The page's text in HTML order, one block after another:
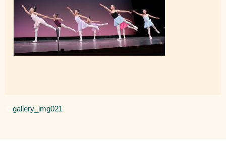
gallery_img021